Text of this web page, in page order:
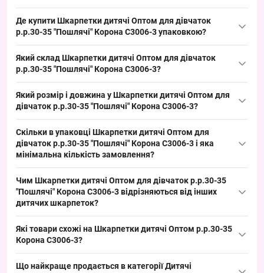
Де купити Шкарпетки дитячі Оптом для дівчаток
р.р.30-35 "Пошлячі" Корона C3006-3 упаковкою?
"Пошлячі" Корона C3006-3 можна упаковкою з Одеси 7КМ,
обігу та поповнення асортименту в роздрібній точці.
Який склад Шкарпетки дитячі Оптом для дівчаток
р.р.30-35 "Пошлячі" Корона C3006-3?
описі зазначено натуральні матеріали та еластична гумка, що
важливо при формуванні асортименту для оптових закупівель і
закриття базового попиту.
Який розмір і довжина у Шкарпетки дитячі Оптом для
дівчаток р.р.30-35 "Пошлячі" Корона C3006-3?
стандартним дитячим демісезонним моделям для цього
розміру; такий розмір є ходовим і зручним для поповнення
Скільки в упаковці Шкарпетки дитячі Оптом для
дівчаток р.р.30-35 "Пошлячі" Корона C3006-3 і яка
мінімальна кількість замовлення?
упаковка; формат закупівлі по 10 пар дозволяє швидко
формувати товарні набори і зручно викладати товар на полицях
Чим Шкарпетки дитячі Оптом для дівчаток р.р.30-35
"Пошлячі" Корона C3006-3 відрізняються від інших
дитячих шкарпеток?
демісезонність весна/осінь, при цьому альтернативи можуть
універсальність розширює асортимент і закриває базовий
Які товари схожі на Шкарпетки дитячі Оптом р.р.30-35
Корона C3006-3?
Що найкраще продається в категоріїДитячі